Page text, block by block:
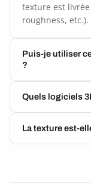
texture est livrée
roughness, etc.).
Puis-je utiliser
?
Quels logiciels
La texture est-